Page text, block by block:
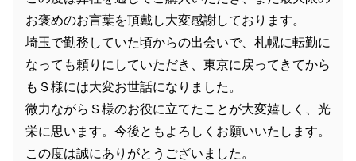
お褒めのお言葉を頂戴し大変感謝しております。
埼玉で勤務していた頃からの出会いで、札幌に転勤に
なっても頼りにしていただき、東京に戻ってきてから
もＳ様には大変お世話になりました。
微力ながらＳ様のお役に立てたことが大変嬉しく、光
栄に思います。今後ともよろしくお願いいたします。
この度は誠にありがとうございました。